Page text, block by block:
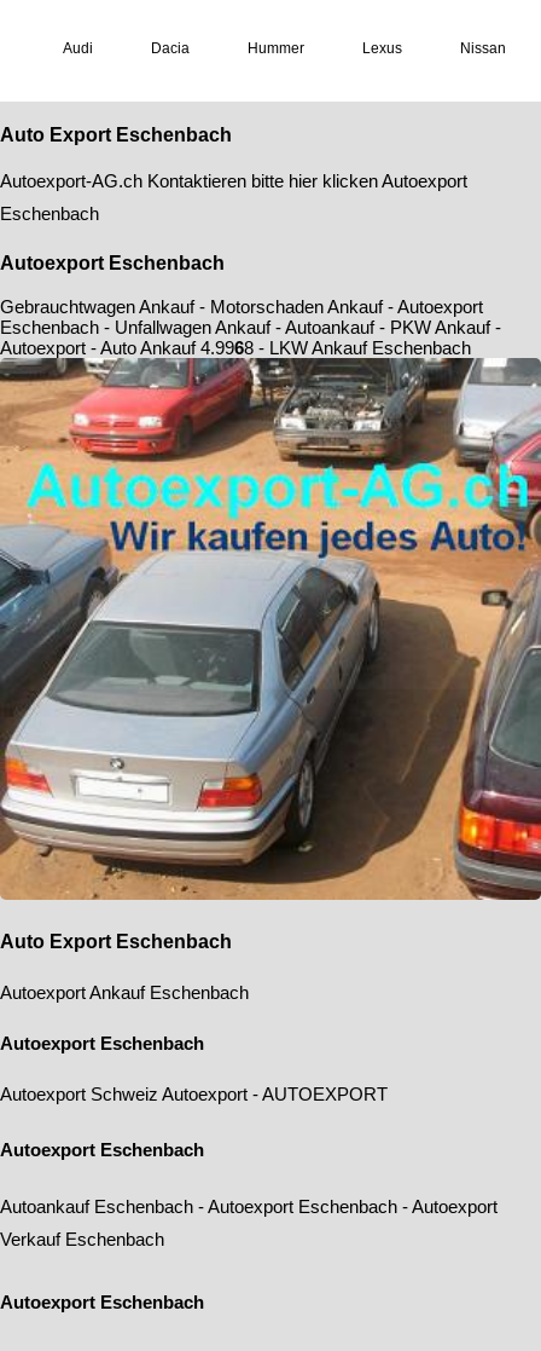
Auto Export Eschenbach
Autoexport-AG.ch Kontaktieren bitte hier klickenAutoexport
Eschenbach
Autoexport Eschenbach
Gebrauchtwagen Ankauf - Motorschaden Ankauf - Autoexport
Eschenbach - Unfallwagen Ankauf - Autoankauf - PKW Ankauf -
Autoexport - Auto Ankauf4.9968 - LKW Ankauf Eschenbach
Auto Export Eschenbach
Autoexport Ankauf Eschenbach
Autoexport Eschenbach
Autoexport Schweiz Autoexport -AUTOEXPORT
Autoexport Eschenbach
Autoankauf Eschenbach -Autoexport Eschenbach -Autoexport
Verkauf Eschenbach
Autoexport Eschenbach